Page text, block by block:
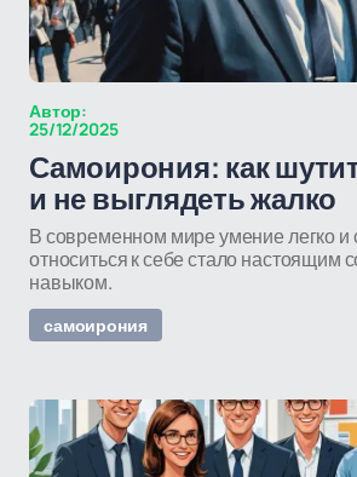
Автор:
25/12/2025
Самоирония: как
и не выглядеть жалко
В современном мире умение легко и
относиться к себе стало настоящим
навыком.
самоирония